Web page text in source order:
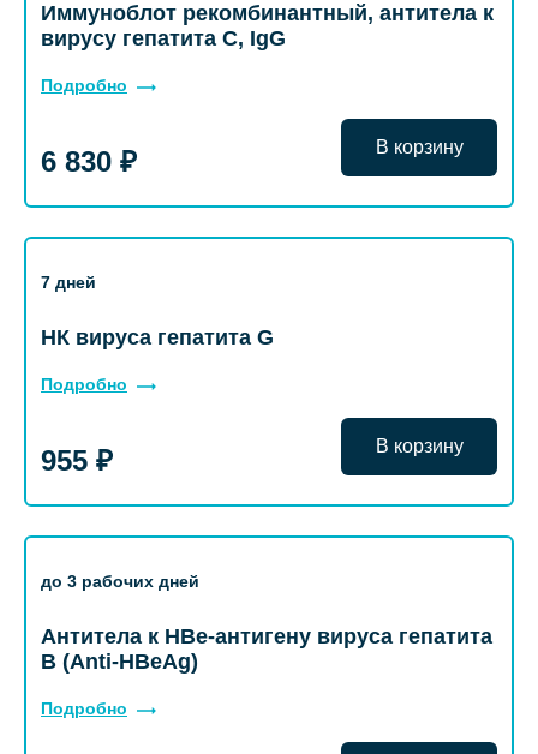
Иммуноблот рекомбинантный, антитела к
вирусу гепатита С, IgG
Подробно
6 830 ₽ В корзину
7 дней
НК вируса гепатита G
Подробно
955 ₽ В корзину
до 3 рабочих дней
Антитела к HBe-антигену вируса гепатита
В (Anti-HBeAg)
Подробно